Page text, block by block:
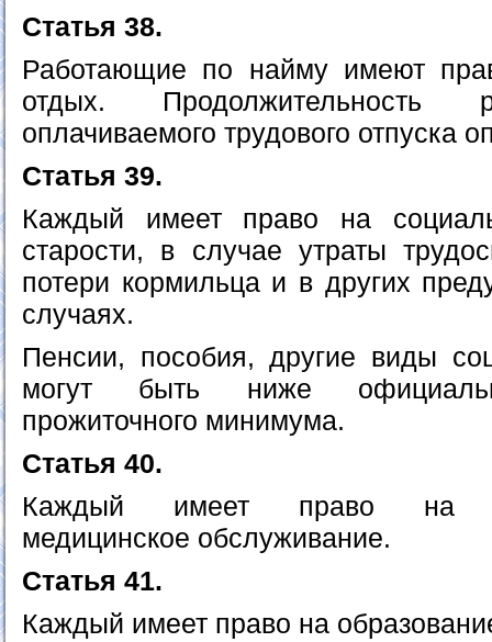
Статья 38.
Работающие по найму имеют
отдых. Продолжительность
оплачиваемого трудового отпуска
Статья 39.
Каждый имеет право на
старости, в случае утраты
потери кормильца и в других
случаях.
Пенсии, пособия, другие виды
могут быть ниже
прожиточного минимума.
Статья 40.
Каждый имеет право на
медицинское обслуживание.
Статья 41.
Каждый имеет право на